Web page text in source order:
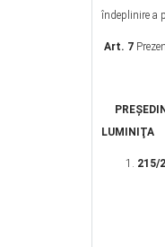
îndeplinire a
Art. 7
215/